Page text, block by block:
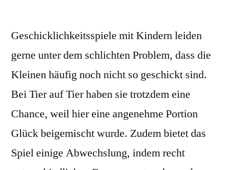
Geschicklichkeitsspiele mit Kindern leiden
gerne unter dem schlichten Problem, dass die
Kleinen häufig noch nicht so geschickt sind.
Bei Tier auf Tier haben sie trotzdem eine
Chance, weil hier eine angenehme Portion
Glück beigemischt wurde. Zudem bietet das
Spiel einige Abwechslung, indem recht